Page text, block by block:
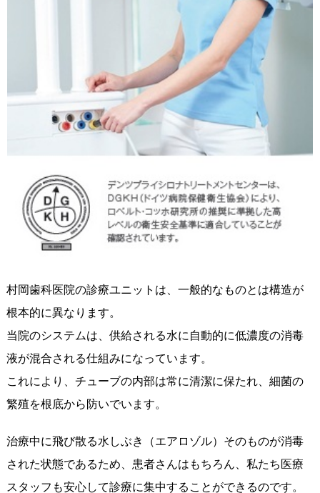
村岡歯科医院の診療ユニットは、一般的なものとは構造が
根本的に異なります。
当院のシステムは、供給される水に自動的に低濃度の消毒
液が混合される仕組みになっています。
これにより、チューブの内部は常に清潔に保たれ、細菌の
繁殖を根底から防いでいます。
治療中に飛び散る水しぶき（エアロゾル）そのものが消毒
された状態であるため、患者さんはもちろん、私たち医療
スタッフも安心して診療に集中することができるのです。